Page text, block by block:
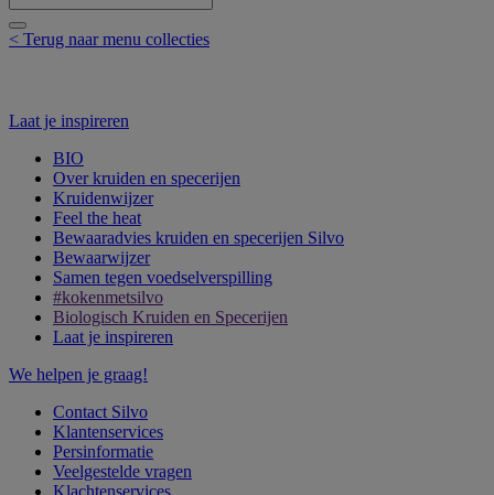
< Terug naar menu collecties
Laat je inspireren
BIO
Over kruiden en specerijen
Kruidenwijzer
Feel the heat
Bewaaradvies kruiden en specerijen Silvo
Bewaarwijzer
Samen tegen voedselverspilling
#kokenmetsilvo
Biologisch Kruiden en Specerijen
Laat je inspireren
We helpen je graag!
Contact Silvo
Klantenservices
Persinformatie
Veelgestelde vragen
Klachtenservices